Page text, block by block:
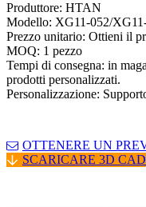
Produttore: HTAN
Modello: XG11-052/
Prezzo unitario: Ottieni il
MOQ: 1 pezzo
Tempi di consegna: in
prodotti personalizzati.
Personalizzazione:
OTTENERE UN
SCARICARE 3D CAD